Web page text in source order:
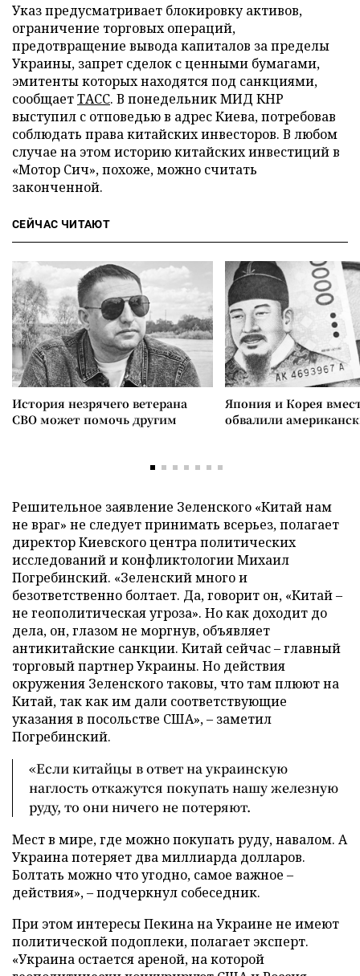
Указ предусматривает блокировку активов,
ограничение торговых операций,
предотвращение вывода капиталов за пределы
Украины, запрет сделок с ценными бумагами,
эмитенты которых находятся под санкциями,
сообщаетТАСС. В понедельник МИД КНР
выступил с отповедью в адрес Киева, потребовав
соблюдать права китайских инвесторов. В любом
случае на этом историю китайских инвестиций в
«Мотор Сич», похоже, можно считать
законченной.
СЕЙЧАС ЧИТАЮТ
История незрячего ветерана
СВО может помочь другим
Япония и Корея
обвалили
Решительное заявление Зеленского «Китай нам
не враг» не следует принимать всерьез, полагает
директор Киевского центра политических
исследований и конфликтологии Михаил
Погребинский. «Зеленский много и
безответственно болтает. Да, говорит он, «Китай –
не геополитическая угроза». Но как доходит до
дела, он, глазом не моргнув, объявляет
антикитайские санкции. Китай сейчас – главный
торговый партнер Украины. Но действия
окружения Зеленского таковы, что там плюют на
Китай, так как им дали соответствующие
указания в посольстве США», – заметил
Погребинский.
«Если китайцы в ответ на украинскую
наглость откажутся покупать нашу железную
руду, то они ничего не потеряют.
Мест в мире, где можно покупать руду, навалом. А
Украина потеряет два миллиарда долларов.
Болтать можно что угодно, самое важное –
действия», – подчеркнул собеседник.
При этом интересы Пекина на Украине не имеют
политической подоплеки, полагает эксперт.
«Украина остается ареной, на которой